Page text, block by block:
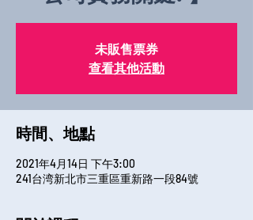
未販售票券
查看其他活動
時間、地點
2021年4月14日 下午3:00
241台湾新北市三重區重新路一段84號